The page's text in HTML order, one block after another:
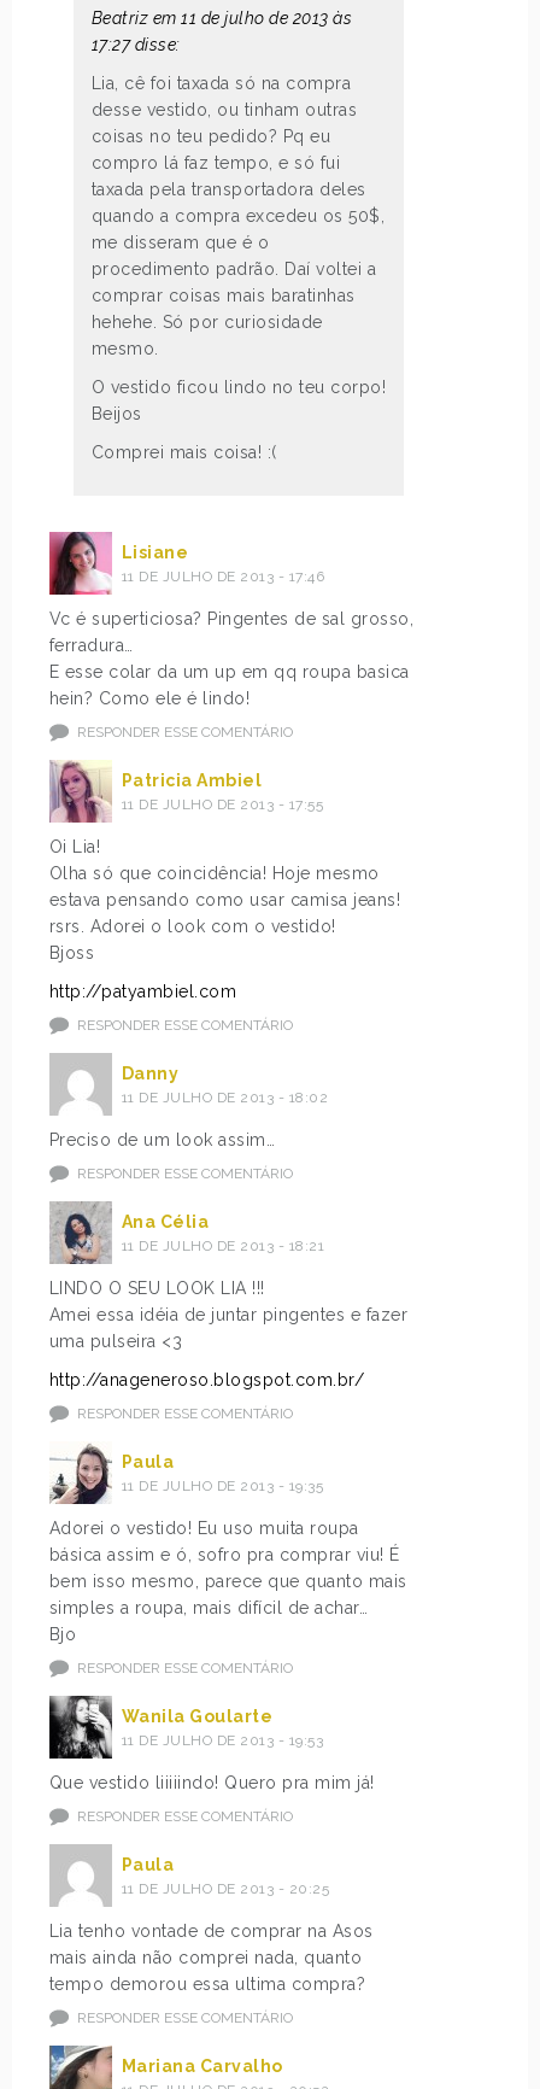
Beatriz em 11 de julho de 2013 às
17:27 disse:
Lia, cê foi taxada só na compra
desse vestido, ou tinham outras
coisas no teu pedido? Pq eu
compro lá faz tempo, e só fui
taxada pela transportadora deles
quando a compra excedeu os 50$,
me disseram que é o
procedimento padrão. Daí voltei a
comprar coisas mais baratinhas
hehehe. Só por curiosidade
mesmo.
O vestido ficou lindo no teu corpo!
Beijos
Comprei mais coisa! :(
Lisiane
11 DE JULHO DE 2013 - 17:46
Vc é superticiosa? Pingentes de sal grosso,
ferradura…
E esse colar da um up em qq roupa basica
hein? Como ele é lindo!
RESPONDER ESSE COMENTÁRIO
Patricia Ambiel
11 DE JULHO DE 2013 - 17:55
Oi Lia!
Olha só que coincidência! Hoje mesmo
estava pensando como usar camisa jeans!
rsrs. Adorei o look com o vestido!
Bjoss
http://patyambiel.com
RESPONDER ESSE COMENTÁRIO
Danny
11 DE JULHO DE 2013 - 18:02
Preciso de um look assim…
RESPONDER ESSE COMENTÁRIO
Ana Célia
11 DE JULHO DE 2013 - 18:21
LINDO O SEU LOOK LIA !!!
Amei essa idéia de juntar pingentes e fazer
uma pulseira <3
http://anageneroso.blogspot.com.br/
RESPONDER ESSE COMENTÁRIO
Paula
11 DE JULHO DE 2013 - 19:35
Adorei o vestido! Eu uso muita roupa
básica assim e ó, sofro pra comprar viu! É
bem isso mesmo, parece que quanto mais
simples a roupa, mais difícil de achar…
Bjo
RESPONDER ESSE COMENTÁRIO
Wanila Goularte
11 DE JULHO DE 2013 - 19:53
Que vestido liiiiindo! Quero pra mim já!
RESPONDER ESSE COMENTÁRIO
Paula
11 DE JULHO DE 2013 - 20:25
Lia tenho vontade de comprar na Asos
mais ainda não comprei nada, quanto
tempo demorou essa ultima compra?
RESPONDER ESSE COMENTÁRIO
Mariana Carvalho